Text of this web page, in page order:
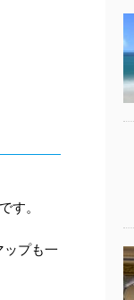
す。
プも一